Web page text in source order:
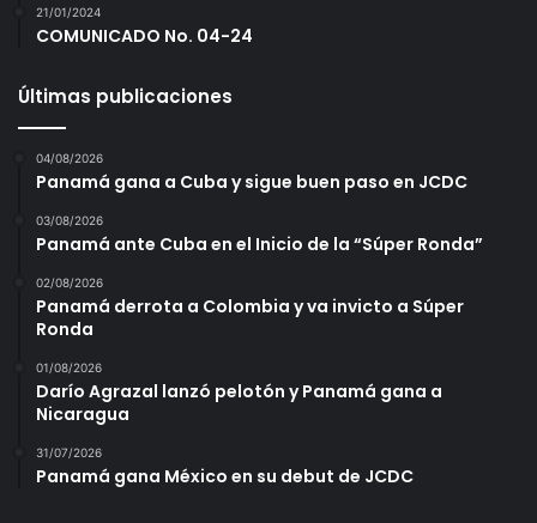
21/01/2024
COMUNICADO No. 04-24
Últimas publicaciones
04/08/2026
Panamá gana a Cuba y sigue buen paso en JCDC
03/08/2026
Panamá ante Cuba en el Inicio de la “Súper Ronda”
02/08/2026
Panamá derrota a Colombia y va invicto a Súper
Ronda
01/08/2026
Darío Agrazal lanzó pelotón y Panamá gana a
Nicaragua
31/07/2026
Panamá gana México en su debut de JCDC